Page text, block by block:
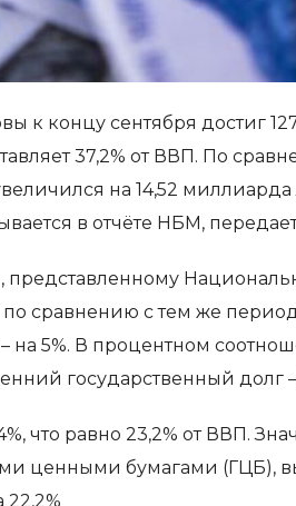
к концу сентября достиг
37,2% от ВВП. По
на 14,52 миллиарда
в отчёте НБМ,
представленному
по сравнению с тем же
– на 5%. В процентном
государственный долг –
что равно 23,2% от ВВП.
ценными бумагами